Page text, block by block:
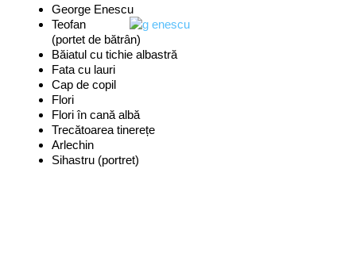
George Enescu
Teofan
(portet de bătrân)
Băiatul cu tichie albastră
Fata cu lauri
Cap de copil
Flori
Flori în cană albă
Trecătoarea tinerețe
Arlechin
Sihastru (portret)